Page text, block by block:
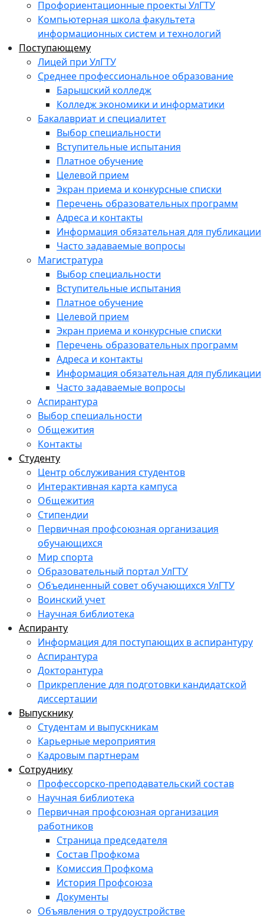
Профориентационные проекты УлГТУ
Компьютерная школа факультета
информационных систем и технологий
Поступающему
Лицей при УлГТУ
Среднее профессиональное образование
Барышский колледж
Колледж экономики и информатики
Бакалавриат и специалитет
Выбор специальности
Вступительные испытания
Платное обучение
Целевой прием
Экран приема и конкурсные списки
Перечень образовательных программ
Адреса и контакты
Информация обязательная для публикации
Часто задаваемые вопросы
Магистратура
Выбор специальности
Вступительные испытания
Платное обучение
Целевой прием
Экран приема и конкурсные списки
Перечень образовательных программ
Адреса и контакты
Информация обязательная для публикации
Часто задаваемые вопросы
Аспирантура
Выбор специальности
Общежития
Контакты
Студенту
Центр обслуживания студентов
Интерактивная карта кампуса
Общежития
Стипендии
Первичная профсоюзная организация
обучающихся
Мир спорта
Образовательный портал УлГТУ
Объединенный совет обучающихся УлГТУ
Воинский учет
Научная библиотека
Аспиранту
Информация для поступающих в аспирантуру
Аспирантура
Докторантура
Прикрепление для подготовки кандидатской
диссертации
Выпускнику
Студентам и выпускникам
Карьерные мероприятия
Кадровым партнерам
Сотруднику
Профессорско-преподавательский состав
Научная библиотека
Первичная профсоюзная организация
работников
Страница председателя
Состав Профкома
Комиссия Профкома
История Профсоюза
Документы
Объявления о трудоустройстве